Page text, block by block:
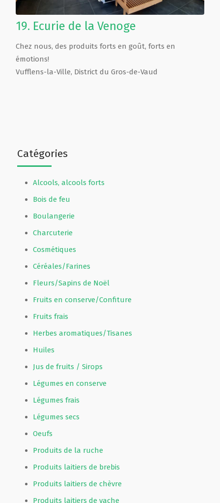
Catégories
Alcools, alcools forts
Bois de feu
Boulangerie
Charcuterie
Cosmétiques
Céréales/Farines
Fleurs/Sapins de Noël
Fruits en conserve/Confiture
Fruits frais
Herbes aromatiques/Tisanes
Huiles
Jus de fruits / Sirops
Légumes en conserve
Légumes frais
Légumes secs
Oeufs
Produits de la ruche
Produits laitiers de brebis
Produits laitiers de chèvre
Produits laitiers de vache
19. Ecurie de la Venoge
Chez nous, des produits forts en goût, forts en
émotions!
Vufflens-la-Ville, District du Gros-de-Vaud